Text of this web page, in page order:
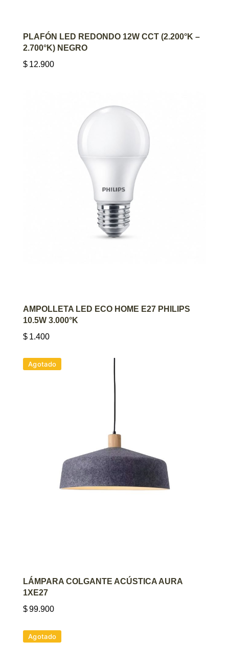
AGREGAR AL CARRITO
PLAFÓN LED REDONDO 12W CCT (2.200°K –
2.700°K) NEGRO
$ 12.900
AGREGAR AL CARRITO
AMPOLLETA LED ECO HOME E27 PHILIPS
10.5W 3.000°K
$ 1.400
Agotado
AGREGAR AL CARRITO
LÁMPARA COLGANTE ACÚSTICA AURA
1XE27
$99.900
Agotado